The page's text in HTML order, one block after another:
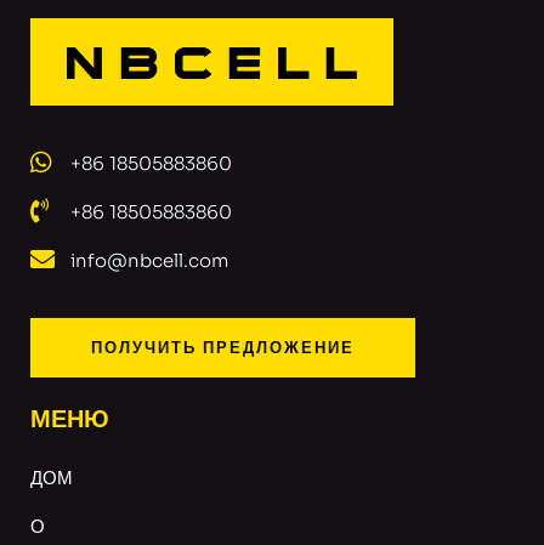
+86 18505883860
+86 18505883860
info@nbcell.com
ПОЛУЧИТЬ ПРЕДЛОЖЕНИЕ
МЕНЮ
ДОМ
О